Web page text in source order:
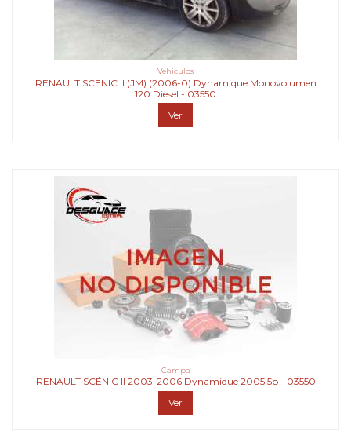
Vehiculos
RENAULT SCENIC II (JM) (2006-0) Dynamique Monovolumen
120 Diesel - 03550
Ver
Campa
RENAULT SCÉNIC II 2003-2006 Dynamique 2005 5p - 03550
Ver